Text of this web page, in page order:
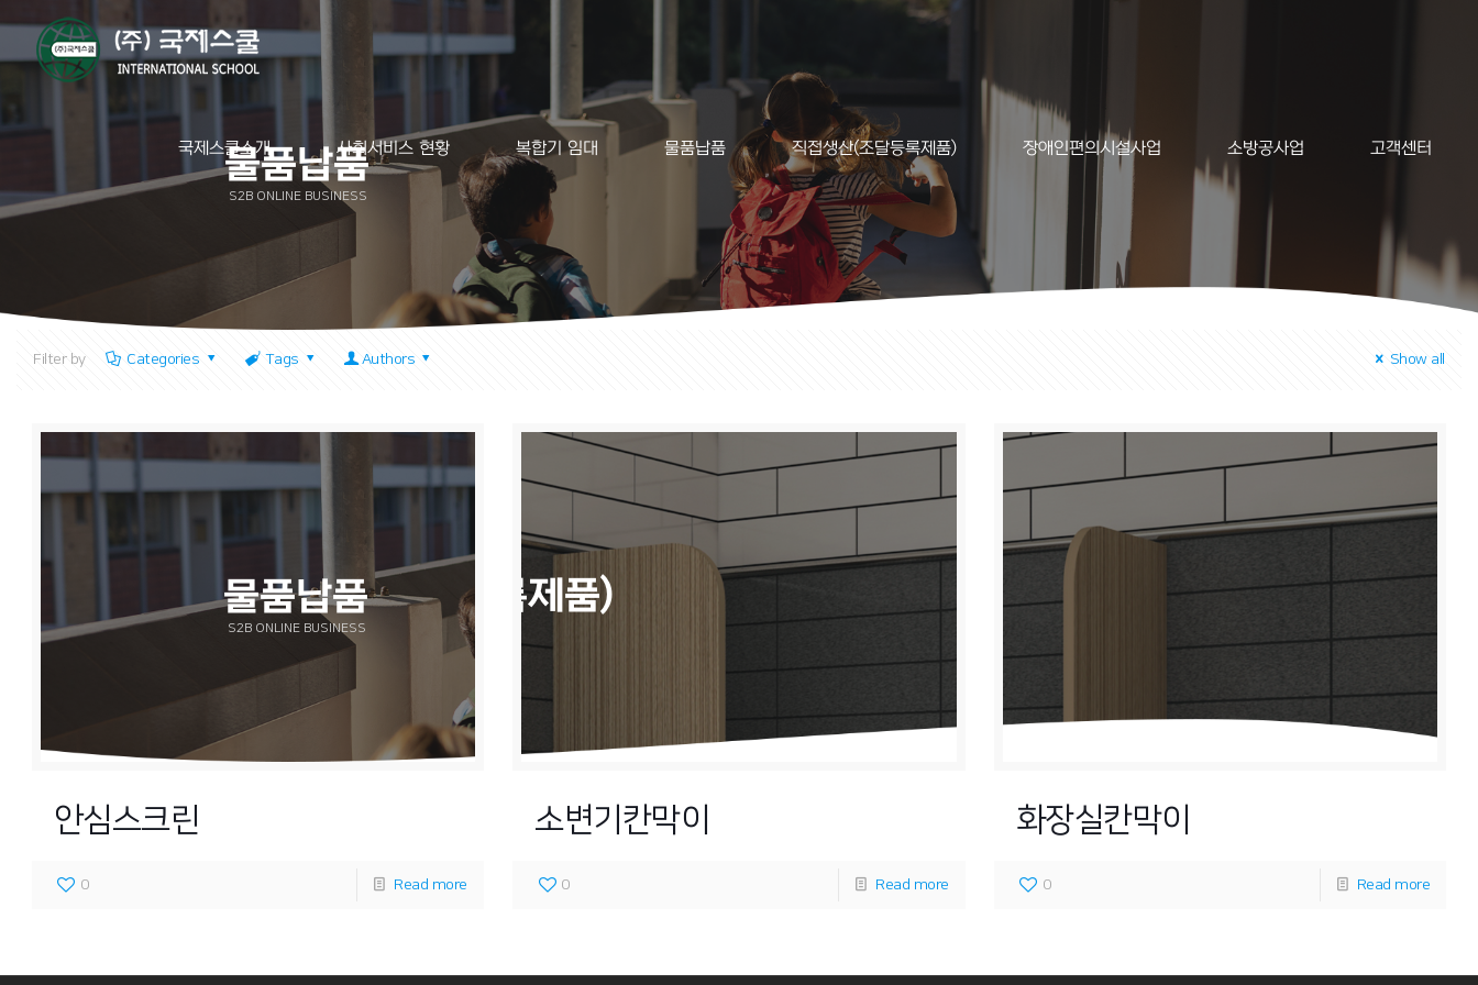
국제스쿨소개 사회서비스 현황 복합기 임대 물품납품 직접생산(조달등록제품) 장애인편의시설사업 소방공사업 고객센터
물품납품
S2B ONLINE BUSINESS
Filter by Categories Tags Authors Show all
물품납품
S2B ONLINE BUSINESS
안심스크린
0 Read more
직접생산(조달등록제품)
DIRECTLY MANUFACTURED PRODUCTS
소변기칸막이
0 Read more
직접생산(조달등록제품)
DIRECTLY MANUFACTURED PRODUCTS
화장실칸막이
0 Read more